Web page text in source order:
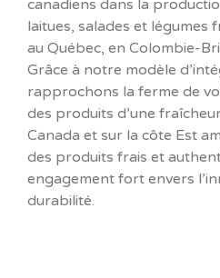
canadiens dans la
laitues, salades et légumes
au Québec, en Colombie-
Grâce à notre modèle
rapprochons la ferme de
des produits d’une
Canada et sur la côte Est
des produits frais et
engagement fort envers
durabilité.